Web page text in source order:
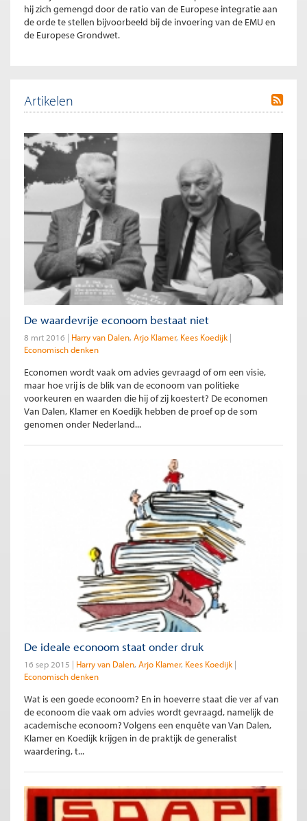
hij zich gemengd door de ratio van de Europese integratie aan
de orde te stellen bijvoorbeeld bij de invoering van de EMU en
de Europese Grondwet.
Artikelen
De waardevrije econoom bestaat niet
8 mrt 2016 Harry van Dalen Arjo Klamer Kees Koedijk
Economisch denken
Economen wordt vaak om advies gevraagd of om een visie,
maar hoe vrij is de blik van de econoom van politieke
voorkeuren en waarden die hij of zij koestert? De economen
Van Dalen, Klamer en Koedijk hebben de proef op de som
genomen onder Nederland...
De ideale econoom staat onder druk
16 sep 2015 Harry van Dalen Arjo Klamer Kees Koedijk
Economisch denken
Wat is een goede econoom? En in hoeverre staat die ver af van
de econoom die vaak om advies wordt gevraagd, namelijk de
academische econoom? Volgens een enquête van Van Dalen,
Klamer en Koedijk krijgen in de praktijk de generalist
waardering, t...